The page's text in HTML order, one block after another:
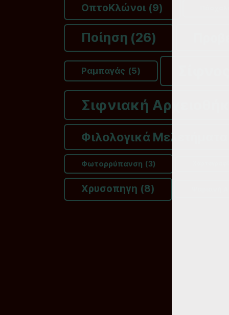
ΟπτοΚλώνοι (9)
Ποίηση (26)
Ραμπαγάς (5)
Σιφνιακή
Φιλολογικά Μελετήματα
Φωτορρύπανση (3)
Χρυσοπηγη (8)